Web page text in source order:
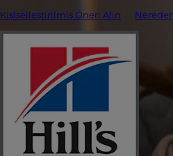
Kişiselleştirilmiş Öneri Alın